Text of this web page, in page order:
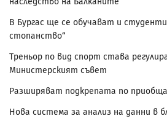
В Бургас ще се обучават и студенти
стопанство“
Треньор по вид спорт става
Министерският съвет
Разширяват подкрепата по
Нова система за анализ на данни в